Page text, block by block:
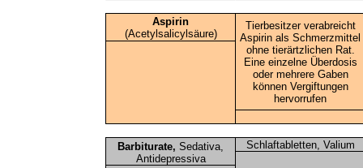
Aspirin
(Acetylsalicylsäure)
Tierbesitzer verabreicht
Aspirin als Schmerzmittel
ohne tierärtzlichen Rat.
Eine einzelne Überdosis
oder mehrere Gaben
können Vergiftungen
hervorrufen
Barbiturate, Sedativa,
Antidepressiva
Schlaftabletten, Valium